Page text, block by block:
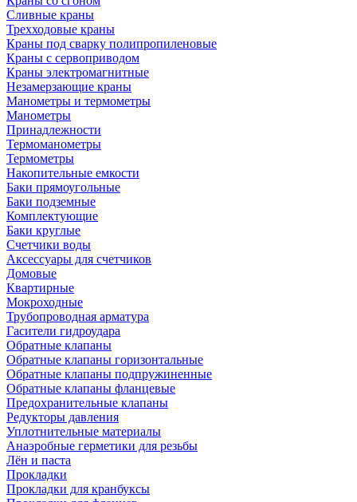
Сливные краны
Трехходовые краны
Краны под сварку полипропиленовые
Краны с сервоприводом
Краны электромагнитные
Незамерзающие краны
Манометры и термометры
Манометры
Принадлежности
Термоманометры
Термометры
Накопительные емкости
Баки прямоугольные
Баки подземные
Комплектующие
Баки круглые
Счетчики воды
Аксессуары для счетчиков
Домовые
Квартирные
Мокроходные
Трубопроводная арматура
Гасители гидроудара
Обратные клапаны
Обратные клапаны горизонтальные
Обратные клапаны подпружиненные
Обратные клапаны фланцевые
Предохранительные клапаны
Редукторы давления
Уплотнительные материалы
Анаэробные герметики для резьбы
Лён и паста
Прокладки
Прокладки для кранбуксы